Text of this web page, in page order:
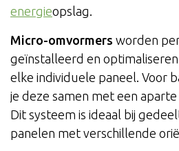
energieopslag.
Micro-omvormers worden
geïnstalleerd en
elke individuele paneel. Voor
je deze samen met een
Dit systeem is ideaal bij
panelen met verschillende